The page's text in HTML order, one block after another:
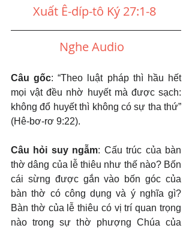
Xuất Ê-díp-tô Ký 27:1-8
Nghe Audio
Câu gốc: “Theo luật pháp thì hầu hết
mọi vật đều nhờ huyết mà được sạch:
không đổ huyết thì không có sự tha thứ”
(Hê-bơ-rơ 9:22).
Câu hỏi suy ngẫm: Cấu trúc của bàn
thờ dâng của lễ thiêu như thế nào? Bốn
cái sừng được gắn vào bốn góc của
bàn thờ có công dụng và ý nghĩa gì?
Bàn thờ của lễ thiêu có vị trí quan trọng
nào trong sự thờ phượng Chúa của